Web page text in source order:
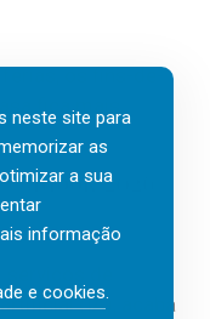
os fins-de-
fica mais
2026
de
(IA), acaba
neste site para
as
a sua
informação
e cookies.